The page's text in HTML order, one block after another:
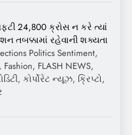
24,800 ક્રોસ ન કરે ત્યાં
તબક્કામાં રહેવાની શક્યતા
Politics Sentiment,
FLASH NEWS,
કોર્પોરેટ ન્યૂઝ, ક્રિપ્ટો,